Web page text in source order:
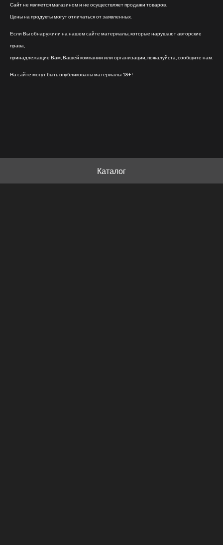
Сайт не является магазином и не осуществляет продажи товаров.
Цены на продукты могут отличаться от заявленных.
Если Вы обнаружили на нашем сайте материалы, которые нарушают авторские
права,
принадлежащие Вам, Вашей компании или организации, пожалуйста, сообщите нам.
На сайте могут быть опубликованы материалы 18+!
Каталог